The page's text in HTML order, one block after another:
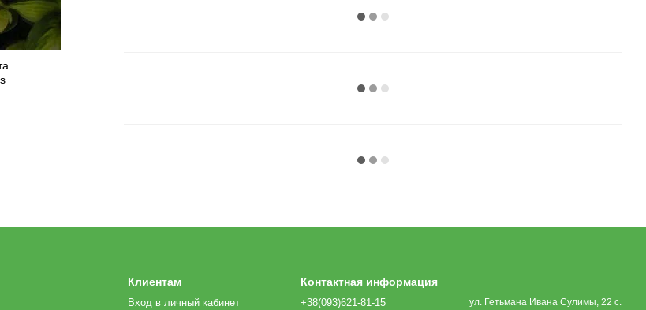
Клиентам
Вход в личный кабинет
Контактная информация
+38(093)621-81-15
ул. Гетьмана Ивана Сулимы, 22 с.